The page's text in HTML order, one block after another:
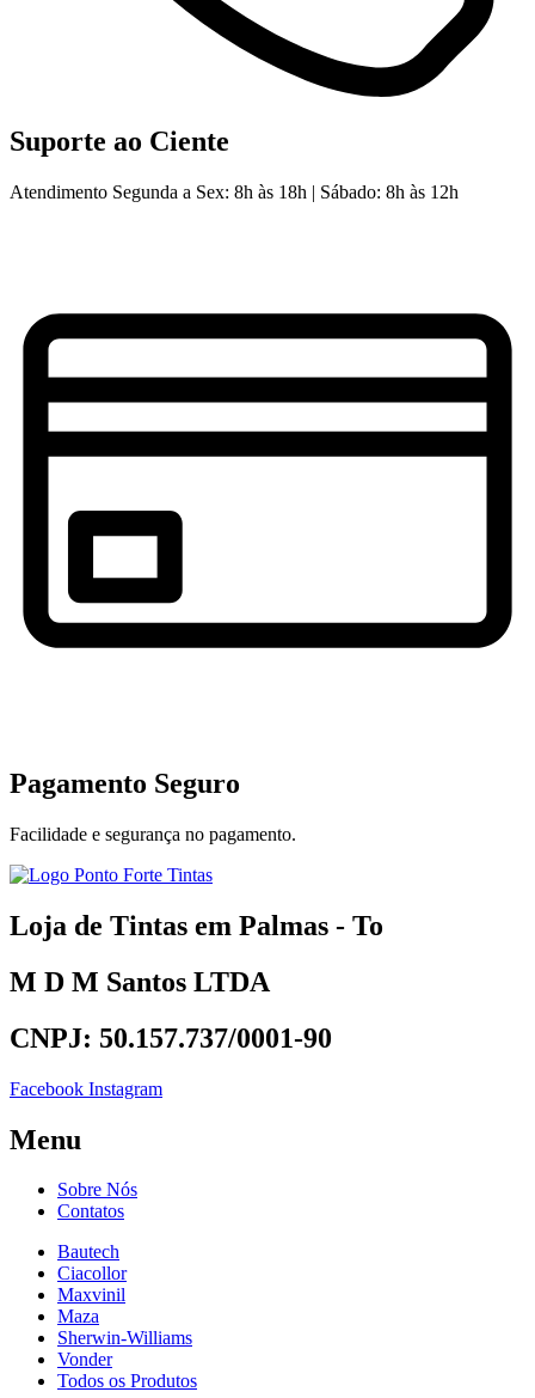
Suporte ao Ciente
Atendimento Segunda a Sex: 8h às 18h | Sábado: 8h às 12h
Pagamento Seguro
Facilidade e segurança no pagamento.
Loja de Tintas em Palmas - To
M D M Santos LTDA
CNPJ: 50.157.737/0001-90
Facebook Instagram
Menu
Sobre Nós
Contatos
Bautech
Ciacollor
Maxvinil
Maza
Sherwin-Williams
Vonder
Todos os Produtos